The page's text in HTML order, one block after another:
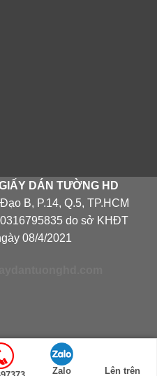
DÁN TƯỜNG HD
B, P.14, Q.5, TP.HCM
do sở KHĐT
08/4/2021
Zalo Lên trên